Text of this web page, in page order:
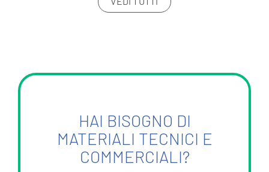
HAI BISOGNO DI
MATERIALI TECNICI E
COMMERCIALI?